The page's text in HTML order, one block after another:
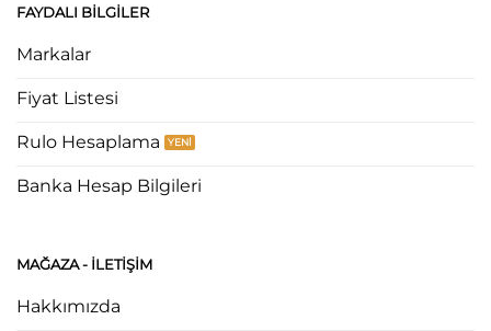
FAYDALI BILGILER
Markalar
Fiyat Listesi
Rulo Hesaplama
Banka Hesap Bilgileri
MAĞAZA - ILETIŞIM
Hakkımızda